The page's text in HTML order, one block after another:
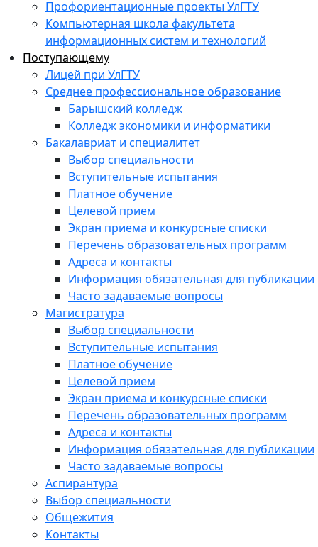
Профориентационные проекты УлГТУ
Компьютерная школа факультета
информационных систем и технологий
Поступающему
Лицей при УлГТУ
Среднее профессиональное образование
Барышский колледж
Колледж экономики и информатики
Бакалавриат и специалитет
Выбор специальности
Вступительные испытания
Платное обучение
Целевой прием
Экран приема и конкурсные списки
Перечень образовательных программ
Адреса и контакты
Информация обязательная для публикации
Часто задаваемые вопросы
Магистратура
Выбор специальности
Вступительные испытания
Платное обучение
Целевой прием
Экран приема и конкурсные списки
Перечень образовательных программ
Адреса и контакты
Информация обязательная для публикации
Часто задаваемые вопросы
Аспирантура
Выбор специальности
Общежития
Контакты